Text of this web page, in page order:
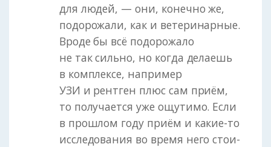
для людей, — они, конечно же,
подорожали, как и ветеринарные.
Вроде бы всё подорожало
не так сильно, но когда делаешь
в комплексе, например
УЗИ и рентген плюс сам приём,
то получается уже ощутимо. Если
в прошлом году приём и какие-то
исследования во время него стои­